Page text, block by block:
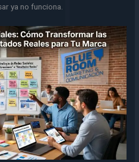
ya no funciona.